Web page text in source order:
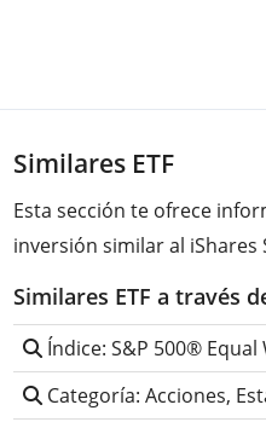
Similares ETF
Esta sección te ofrece
inversión similar al iShares
Similares ETF a través
Índice: S&P 500® Equal
Categoría: Acciones,